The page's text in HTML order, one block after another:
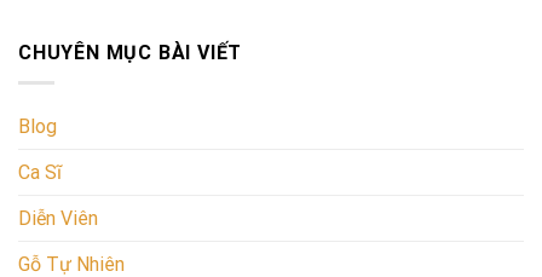
CHUYÊN MỤC BÀI VIẾT
Blog
Ca Sĩ
Diễn Viên
Gỗ Tự Nhiên